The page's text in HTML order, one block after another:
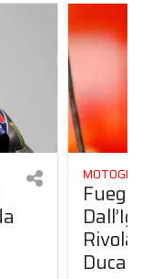
MOTOGP
Ducati